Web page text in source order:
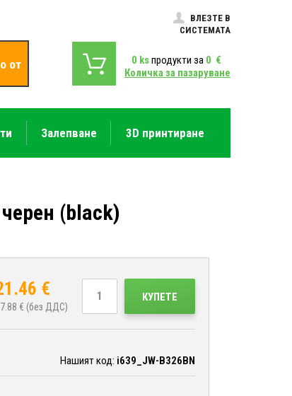
ВЛЕЗТЕ В
СИСТЕМАТА
от 0 ksпродукти за 0 €
Количка за пазаруване
Залепване 3D принтиране
(black)
€
€ (без ДДС)
КУПЕТЕ
Нашият код: i639_JW-B326BN